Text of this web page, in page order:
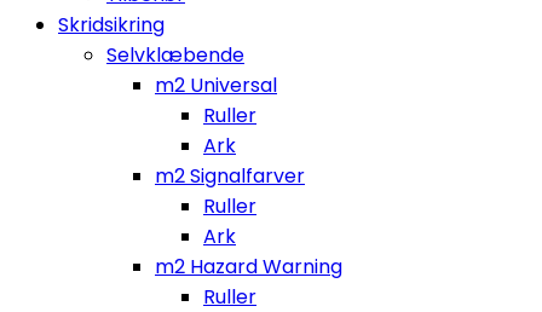
Skridsikring
Selvklæbende
m2 Universal
Ruller
Ark
m2 Signalfarver
Ruller
Ark
m2 Hazard Warning
Ruller